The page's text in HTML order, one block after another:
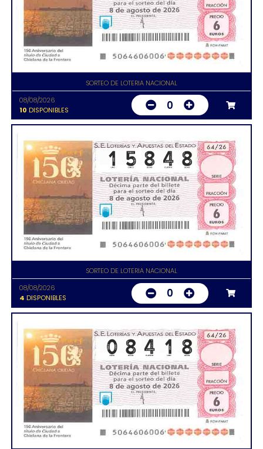
SORTEO DE LOTERIA NACIONAL
08/08/2026
10 DISPONIBLES 0
SORTEO DE LOTERIA NACIONAL
08/08/2026
4 DISPONIBLES 0